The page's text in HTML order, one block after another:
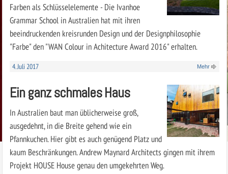
Farben als Schlüsselelemente - Die Ivanhoe
Grammar School in Australien hat mit ihren
beeindruckenden kreisrunden Design und der Designphilosophie
"Farbe" den "WAN Colour in Achitecture Award 2016" erhalten.
4. Juli 2017 Mehr
Ein ganz schmales Haus
In Australien baut man üblicherweise groß,
ausgedehnt, in die Breite gehend wie ein
Pfannkuchen. Hier gibt es auch genügend Platz und
kaum Beschränkungen. Andrew Maynard Architects gingen mit ihrem
Projekt HOUSE House genau den umgekehrten Weg.